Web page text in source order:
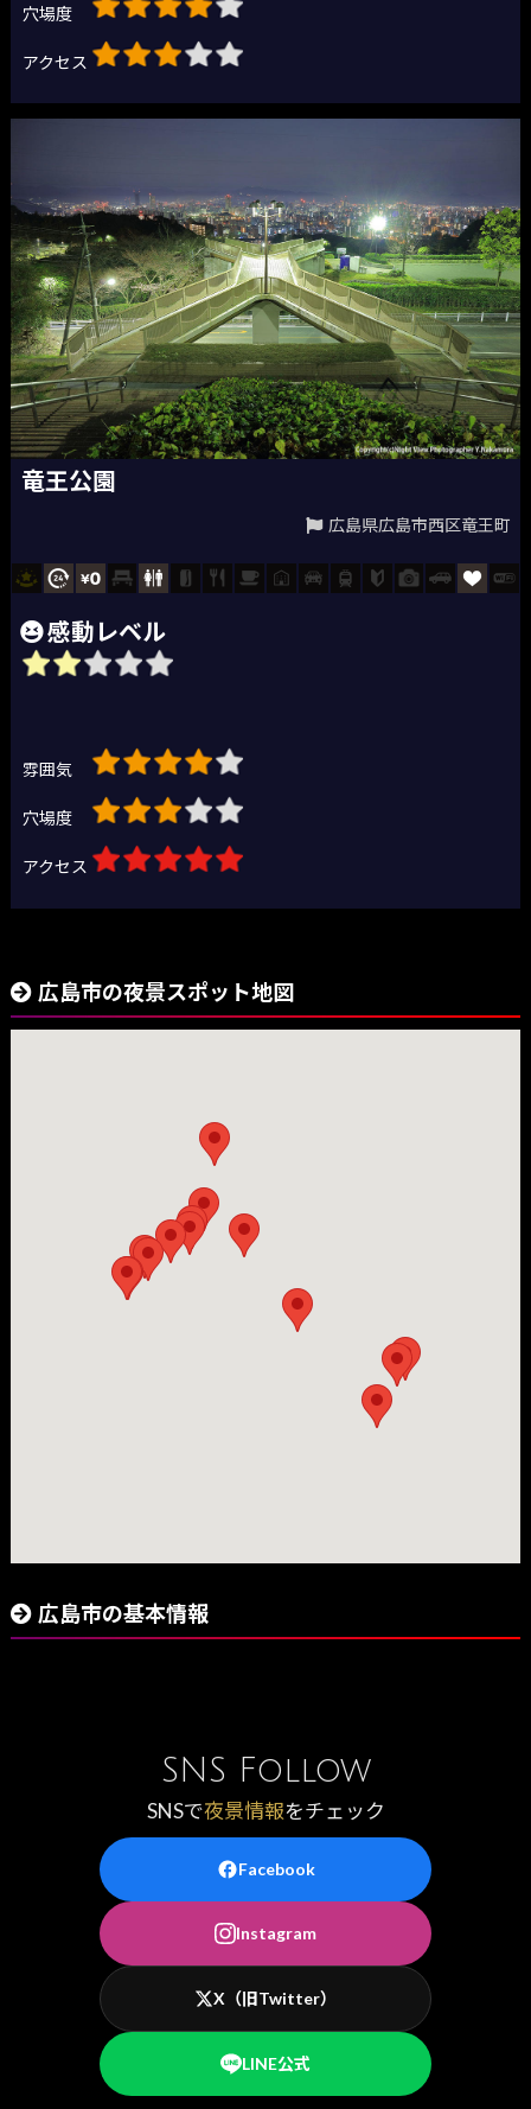
穴場度
アクセス
竜王公園
広島県広島市西区竜王町
感動レベル
雰囲気
穴場度
アクセス
広島市の夜景スポット地図
広島市の基本情報
SNS Follow
SNSで夜景情報をチェック
Facebook
Instagram
X（旧Twitter）
LINE公式